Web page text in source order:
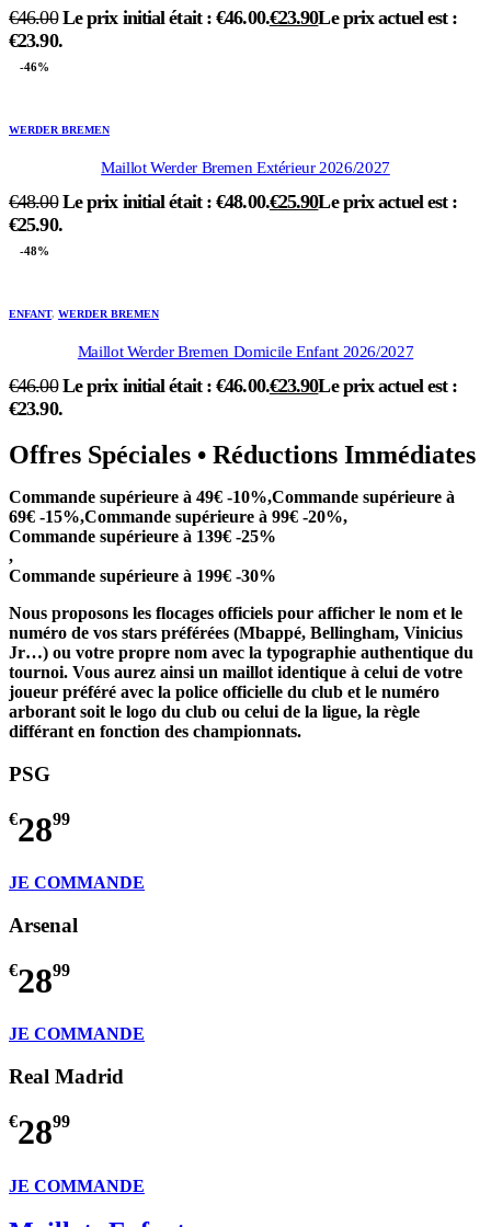
€46.00 Le prix initial était : €46.00.€23.90Le prix actuel est :
€23.90.
-46%
WERDER BREMEN
Maillot Werder Bremen Extérieur 2026/2027
€48.00 Le prix initial était : €48.00.€25.90Le prix actuel est :
€25.90.
-48%
ENFANT, WERDER BREMEN
Maillot Werder Bremen Domicile Enfant 2026/2027
€46.00 Le prix initial était : €46.00.€23.90Le prix actuel est :
€23.90.
Offres Spéciales • Réductions Immédiates
Commande supérieure à 49€ -10%,Commande supérieure à
69€ -15%,Commande supérieure à 99€ -20%,
Commande supérieure à 139€ -25%
,
Commande supérieure à 199€ -30%
Nous proposons les flocages officiels pour afficher le nom et le
numéro de vos stars préférées (Mbappé, Bellingham, Vinicius
Jr…) ou votre propre nom avec la typographie authentique du
tournoi. Vous aurez ainsi un maillot identique à celui de votre
joueur préféré avec la police officielle du club et le numéro
arborant soit le logo du club ou celui de la ligue, la règle
différant en fonction des championnats.
PSG
€2899
JE COMMANDE
Arsenal
€2899
JE COMMANDE
Real Madrid
€2899
JE COMMANDE